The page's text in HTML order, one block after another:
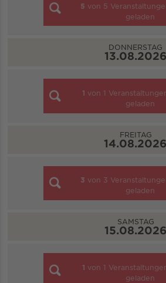
5 von 5
geladen
DONNERSTAG
13.08.2026
1 von 1
geladen
FREITAG
14.08.2026
3 von 3
geladen
SAMSTAG
15.08.2026
1 von 1
geladen